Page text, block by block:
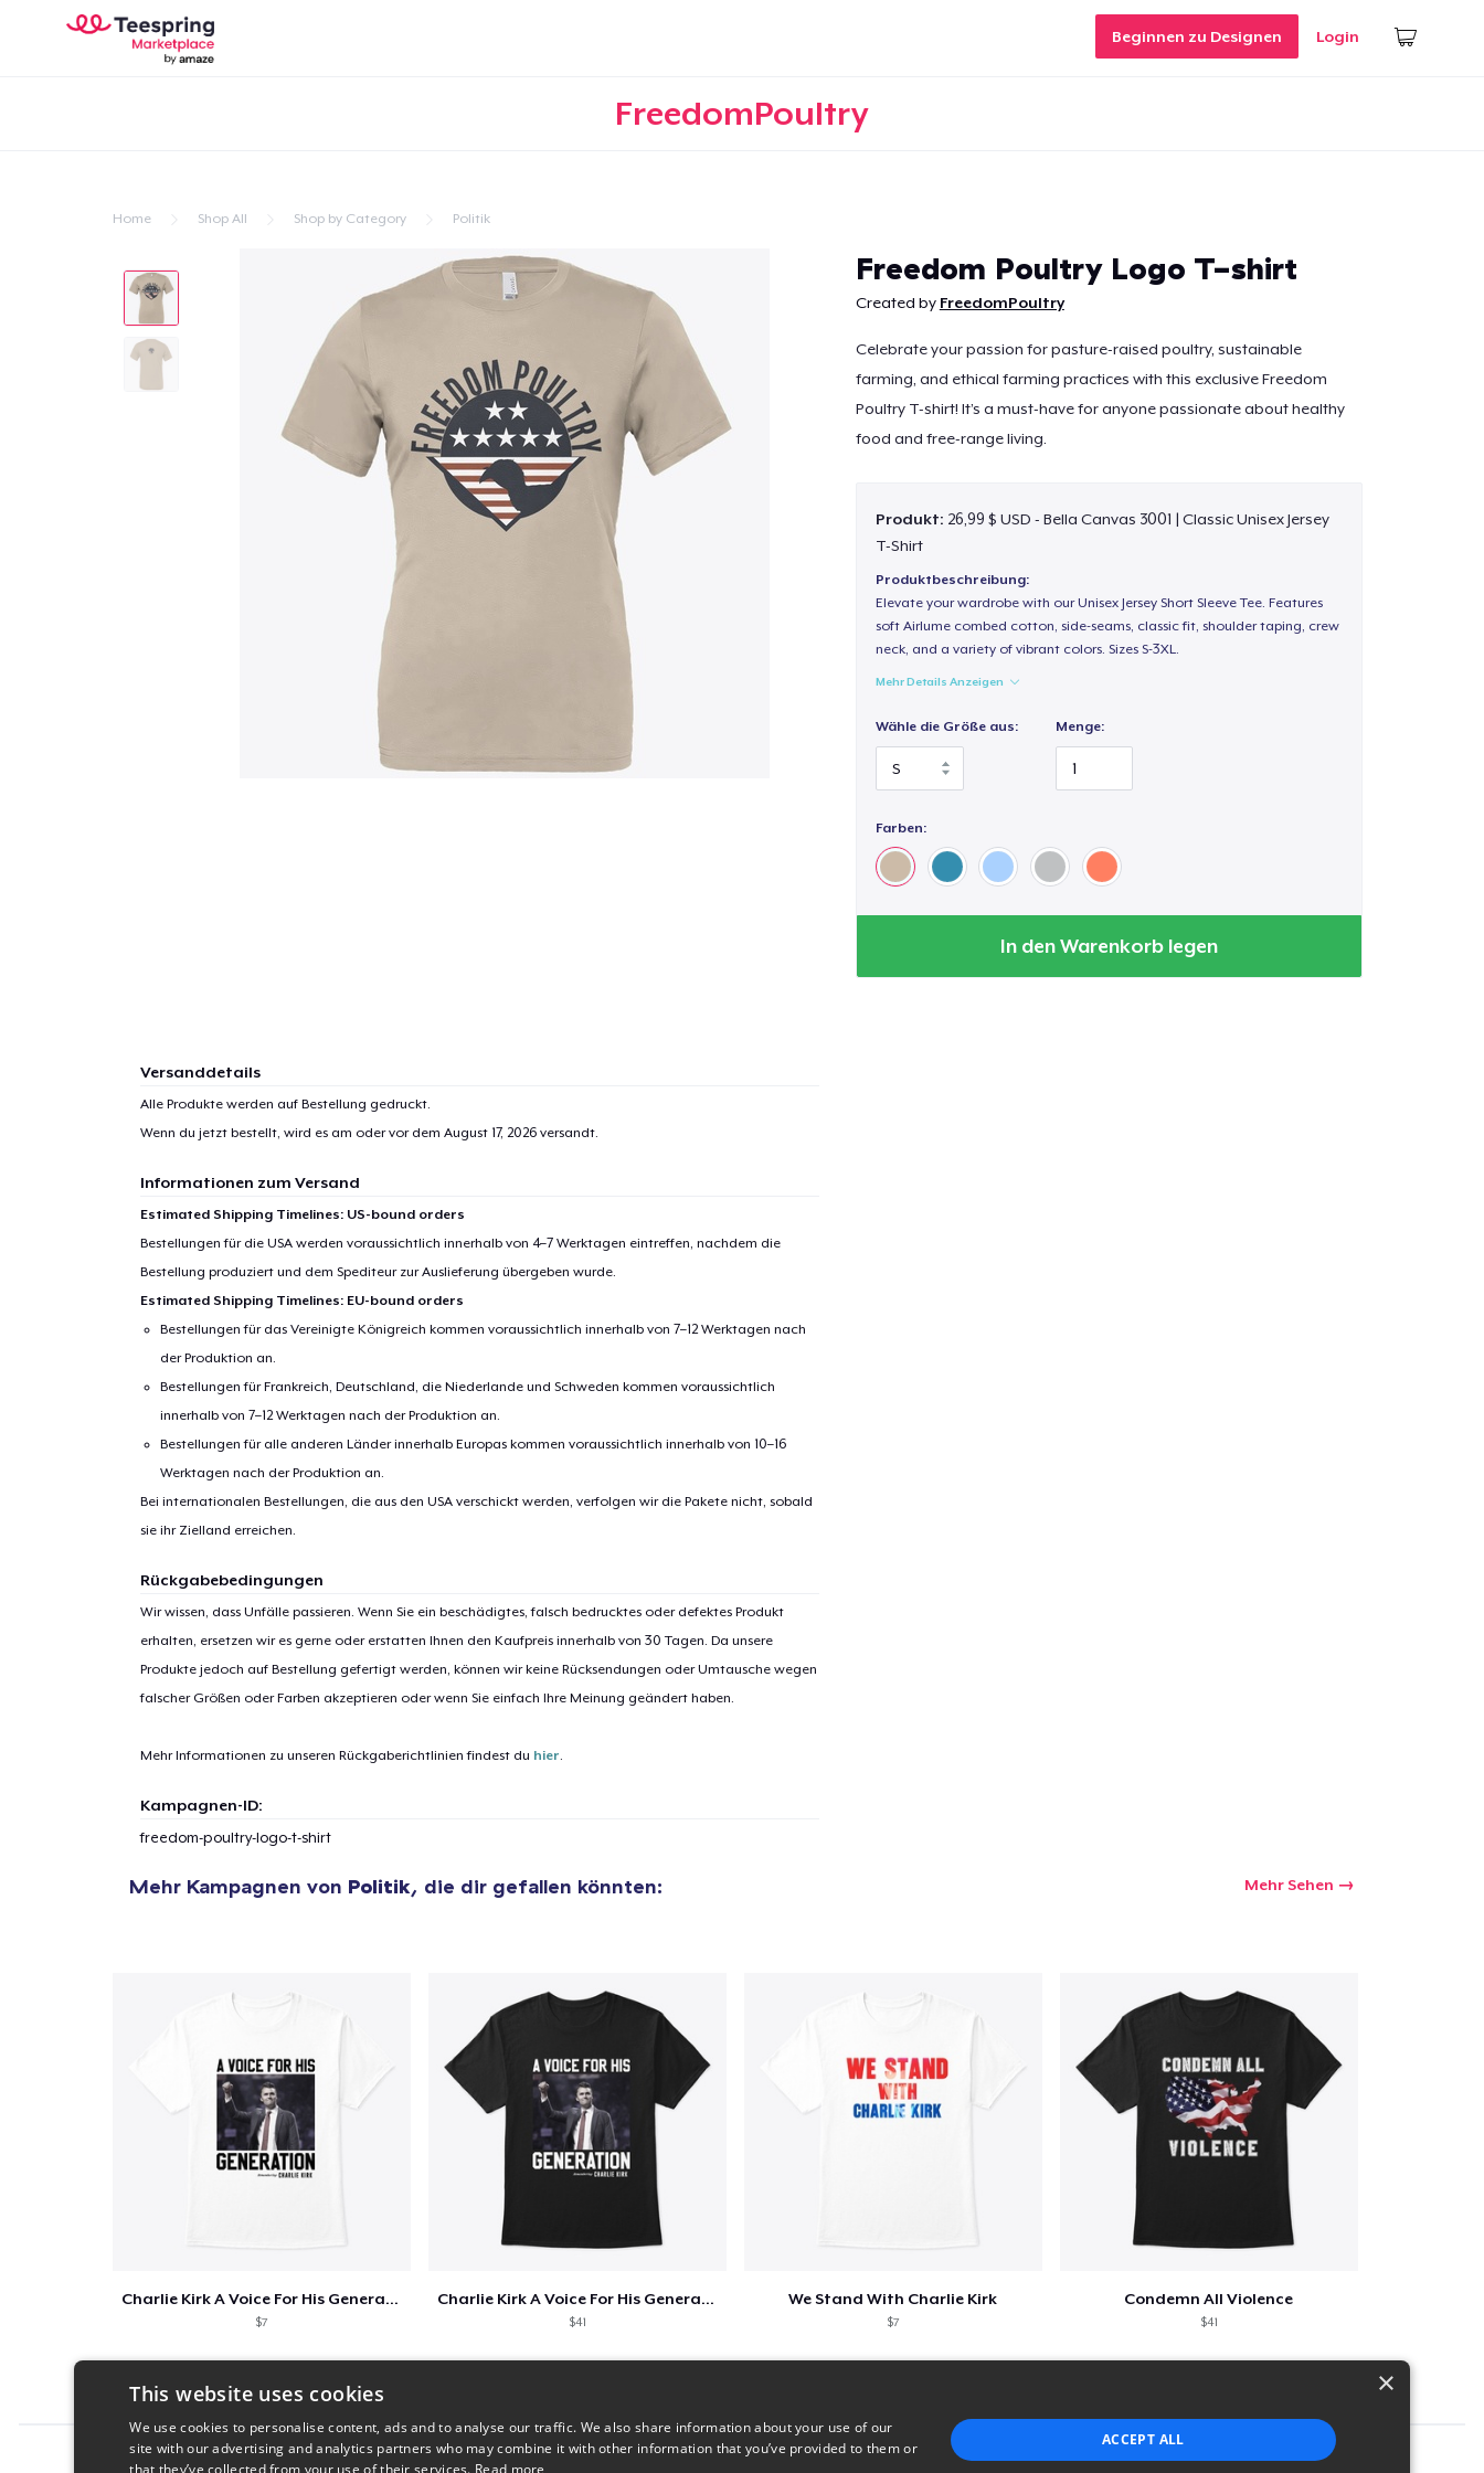
Beginnen zu Designen Login
FreedomPoultry
Home Shop All Shop by Category Politik
Freedom Poultry Logo T-shirt
Created by FreedomPoultry
Celebrate your passion for pasture-raised poultry, sustainable
farming, and ethical farming practices with this exclusive Freedom
Poultry T-shirt! It’s a must-have for anyone passionate about healthy
food and free-range living.
Produkt: 26,99 $ USD - Bella Canvas 3001 | Classic Unisex Jersey
T-Shirt
Produktbeschreibung:
Elevate your wardrobe with our Unisex Jersey Short Sleeve Tee. Features
soft Airlume combed cotton, side-seams, classic fit, shoulder taping, crew
neck, and a variety of vibrant colors. Sizes S-3XL.
Mehr Details Anzeigen
Wähle die Größe aus: Menge:
Farben:
In den Warenkorb legen
Versanddetails
Alle Produkte werden auf Bestellung gedruckt.
Wenn du jetzt bestellt, wird es am oder vor dem August 17, 2026versandt.
Informationen zum Versand
Estimated Shipping Timelines: US-bound orders
Bestellungen für die USA werden voraussichtlich innerhalb von 4–7 Werktagen eintreffen, nachdem die
Bestellung produziert und dem Spediteur zur Auslieferung übergeben wurde.
Estimated Shipping Timelines: EU-bound orders
Bestellungen für das Vereinigte Königreich kommen voraussichtlich innerhalb von 7–12 Werktagen nach
der Produktion an.
Bestellungen für Frankreich, Deutschland, die Niederlande und Schweden kommen voraussichtlich
innerhalb von 7–12 Werktagen nach der Produktion an.
Bestellungen für alle anderen Länder innerhalb Europas kommen voraussichtlich innerhalb von 10–16
Werktagen nach der Produktion an.
Bei internationalen Bestellungen, die aus den USA verschickt werden, verfolgen wir die Pakete nicht, sobald
sie ihr Zielland erreichen.
Rückgabebedingungen
Wir wissen, dass Unfälle passieren. Wenn Sie ein beschädigtes, falsch bedrucktes oder defektes Produkt
erhalten, ersetzen wir es gerne oder erstatten Ihnen den Kaufpreis innerhalb von 30 Tagen. Da unsere
Produkte jedoch auf Bestellung gefertigt werden, können wir keine Rücksendungen oder Umtausche wegen
falscher Größen oder Farben akzeptieren oder wenn Sie einfach Ihre Meinung geändert haben.
Mehr Informationen zu unseren Rückgaberichtlinien findest du hier.
Kampagnen-ID:
freedom-poultry-logo-t-shirt
Mehr Kampagnen von Politik, die dir gefallen könnten: Mehr Sehen
Charlie Kirk A Voice For His Generation
$7
Charlie Kirk A Voice For His Generation
$41
We Stand With Charlie Kirk
$7
Condemn All Violence
$41
Report this product
hinzugefügt
×
This website uses cookies
We use cookies to personalise content, ads and to analyse our traffic. We also share information about your use of our
site with our advertising and analytics partners who may combine it with other information that you’ve provided to them or
that they’ve collected from your use of their services. Read more
ACCEPT ALL